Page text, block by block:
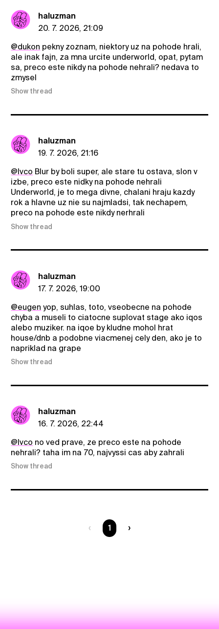
haluzman
20. 7. 2026, 21:09
@dukon pekny zoznam, niektory uz na pohode hrali,
ale inak fajn, za mna urcite underworld, opat, pytam
sa, preco este nikdy na pohode nehrali? nedava to
zmysel
Show thread
haluzman
19. 7. 2026, 21:16
@Ivco Blur by boli super, ale stare tu ostava, slon v
izbe, preco este nidky na pohode nehrali
Underworld, je to mega divne, chalani hraju kazdy
rok a hlavne uz nie su najmladsi, tak nechapem,
preco na pohode este nikdy nerhrali
Show thread
haluzman
17. 7. 2026, 19:00
@eugen yop, suhlas, toto, vseobecne na pohode
chyba a museli to ciatocne suplovat stage ako iqos
alebo muziker. na iqoe by kludne mohol hrat
house/dnb a podobne viacmenej cely den, ako je to
napriklad na grape
Show thread
haluzman
16. 7. 2026, 22:44
@Ivco no ved prave, ze preco este na pohode
nehrali? taha im na 70, najvyssi cas aby zahrali
Show thread
You are on page
1